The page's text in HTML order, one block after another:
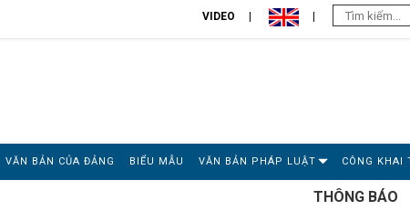
VIDEO
VĂN BẢN CỦA ĐẢNG BIỂU MẪU VĂN BẢN PHÁP LUẬT CÔNG KHAI
THÔNG BÁO